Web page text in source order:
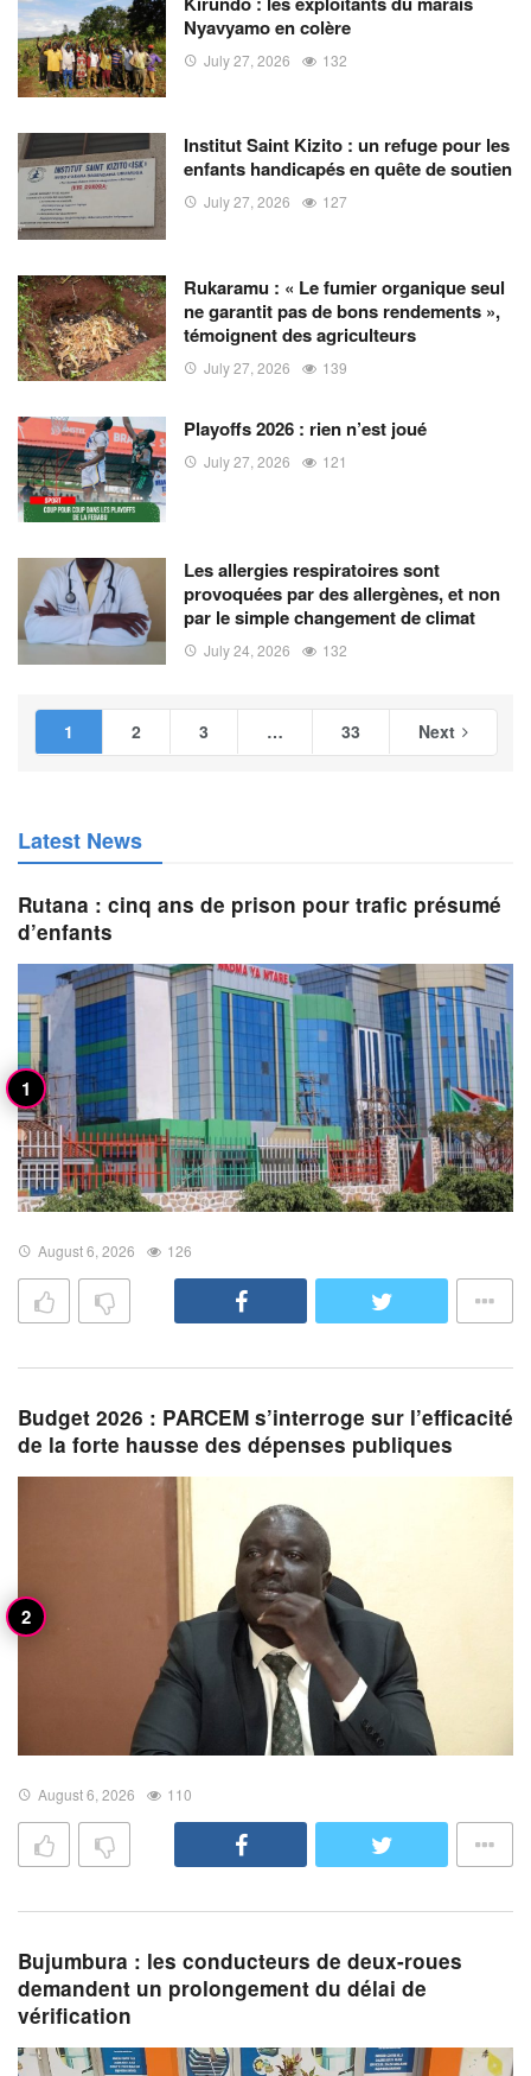
Nyavyamo en colère
July 27, 2026 132
Institut Saint Kizito : un refuge pour les
enfants handicapés en quête de soutien
July 27, 2026 127
Rukaramu : « Le fumier organique seul
ne garantit pas de bons rendements »,
témoignent des agriculteurs
July 27, 2026 139
Playoffs 2026 : rien n’est joué
July 27, 2026 121
Les allergies respiratoires sont
provoquées par des allergènes, et non
par le simple changement de climat
July 24, 2026 132
1 2 3 … 33 Next
Latest News
Rutana : cinq ans de prison pour trafic présumé
d’enfants
August 6, 2026 126
Budget 2026 : PARCEM s’interroge sur l’efficacité
de la forte hausse des dépenses publiques
August 6, 2026 110
Bujumbura : les conducteurs de deux-roues
demandent un prolongement du délai de
vérification